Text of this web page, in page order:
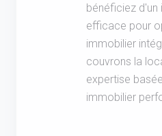
bénéficiez
efficace pour
immobilier
couvrons la
expertise
immobilier